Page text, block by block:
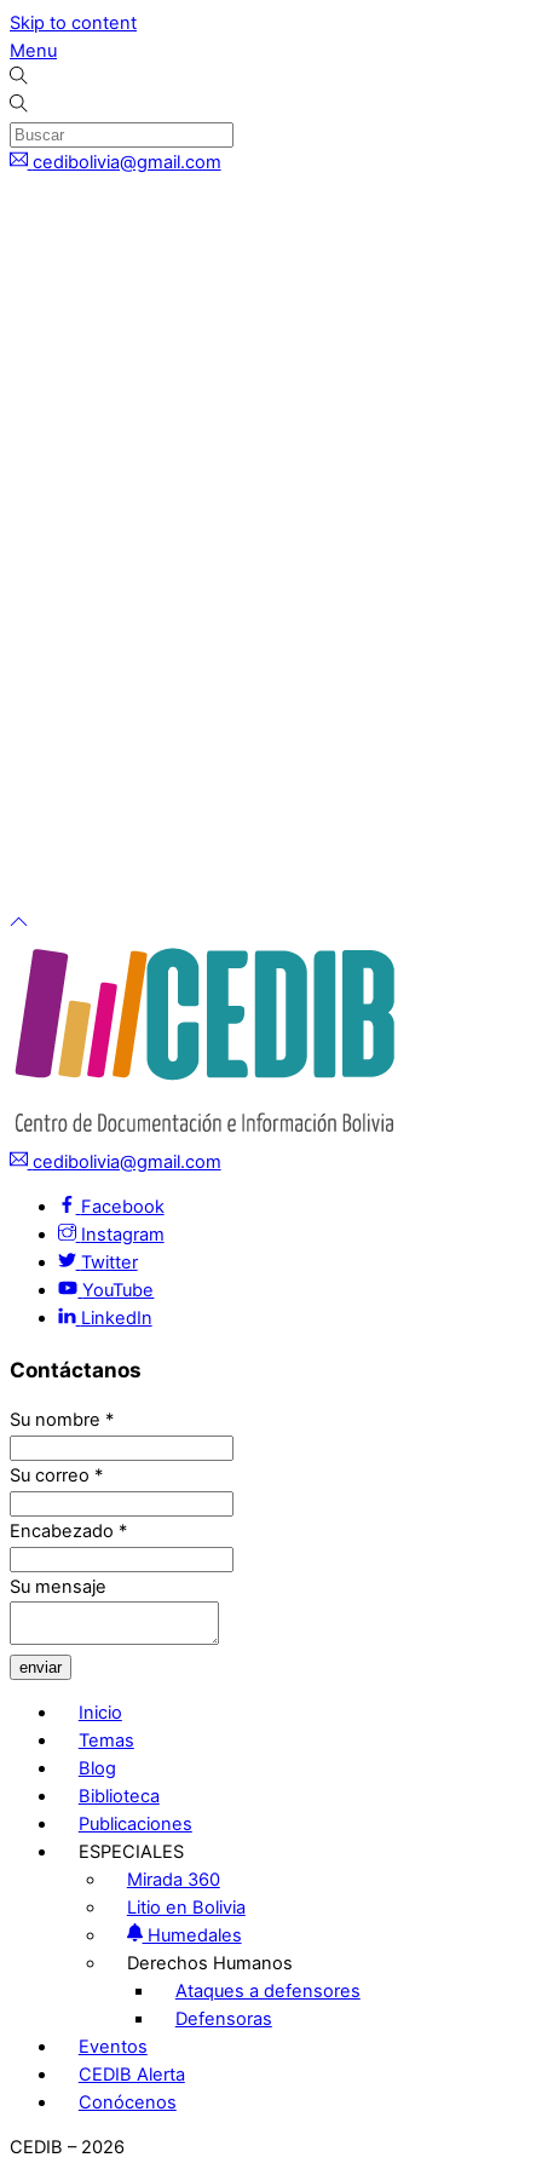
Skip to content
Menu
cedibolivia@gmail.com
cedibolivia@gmail.com
Facebook
Instagram
Twitter
YouTube
LinkedIn
Contáctanos
Su nombre *
Su correo *
Encabezado *
Su mensaje
enviar
Inicio
Temas
Blog
Biblioteca
Publicaciones
ESPECIALES
Mirada 360
Litio en Bolivia
Humedales
Derechos Humanos
Ataques a defensores
Defensoras
Eventos
CEDIB Alerta
Conócenos
CEDIB – 2026